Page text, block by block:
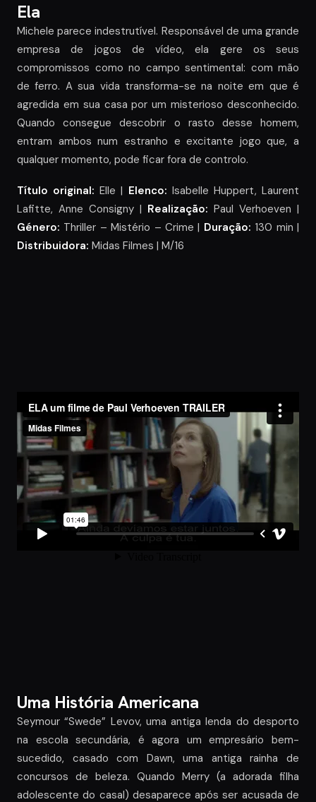
Ela
Michele parece indestrutível. Responsável de uma grande
empresa de jogos de vídeo, ela gere os seus
compromissos como no campo sentimental: com mão
de ferro. A sua vida transforma-se na noite em que é
agredida em sua casa por um misterioso desconhecido.
Quando consegue descobrir o rasto desse homem,
entram ambos num estranho e excitante jogo que, a
qualquer momento, pode ficar fora de controlo.
Título original: Elle | Elenco: Isabelle Huppert, Laurent
Lafitte, Anne Consigny | Realização: Paul Verhoeven |
Género: Thriller – Mistério – Crime | Duração: 130 min |
Distribuidora: Midas Filmes | M/16
Uma História Americana
Seymour “Swede” Levov, uma antiga lenda do desporto
na escola secundária, é agora um empresário bem-
sucedido, casado com Dawn, uma antiga rainha de
concursos de beleza. Quando Merry (a adorada filha
adolescente do casal) desaparece após ser acusada de